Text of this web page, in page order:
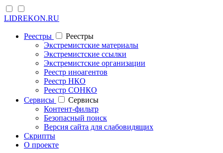
LIDREKON.RU
Реестры
Реестры
Экстремистские материалы
Экстремистские ссылки
Экстремистские организации
Реестр иноагентов
Реестр НКО
Реестр СОНКО
Cервисы
Cервисы
Контент-фильтр
Безопасный поиск
Версия сайта для слабовидящих
Скрипты
О проекте